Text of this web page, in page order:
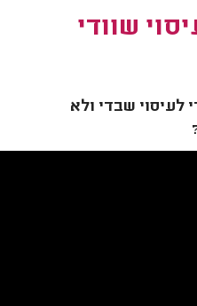
שוודי
לעיסוי שבדי ולא